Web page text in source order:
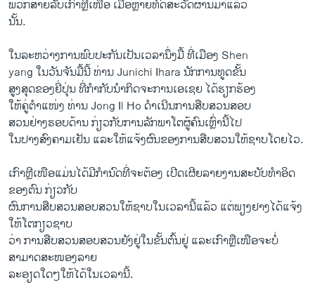
ພາສາຕ່າງໆ
​ພວກ​ສາຍ​ລັບ​ເກົາຫຼີ​ເໜືອ ​ເມື່ອ​ຫຼາຍ​ທົດ​ສະ​ວັດ​ຜ່ານ​ມາແລ້ວ
ນັ້ນ.
​ໃນ​ລະຫວ່າງ​ການ​ພົບ​ປະ​ກັນ​ເປັນ​ເວລາ​ນຶ່ງ​ມື້ ທີ່​ເມືອງ Shen
yang ​ໃນ​ວັນ​ຈັນ​ມື້​ນີ້ ທ່ານ Junichi Ihara ນັກ​ການ​ທູດ​ຂັ້ນ
​ສູງ​ສຸດ​ຂອງ​ຍີ່ປຸ່ນ ທີ່​ກຳກັບ​ນຳ​ກິດຈະການ​ເອ​ເຊຍ ​ໄດ້​ຮຽກຮ້ອງ
​ໃຫ້ຄູ່​ຕຳ​ແໜ່​ງ ທ່ານ Jong Il Ho ​ດຳ​ເນີນ​ການ​ສືບສວນ​ສອບ​
ສວນຢ່າງຮອບດ້ານ​ ກ່ຽວ​ກັບການ​ລັກພາ​ໂຕ​ຜູ້​ຄົນ​ເຫຼົ່າ​ນີ້ໄປ
ໃນ​ປາງ​ສົງຄາມ​ເຢັນ ​ແລະ​ໃຫ້​ແຈ້ງ​ຜົນ​ຂອງ​ການ​ສືບ​ສວນ​ໃຫ້​ຊາບໂດຍ​ໄວ.
ເກົາຫຼີ​ເໜືອແມ່ນ​ໄດ້​ມີ​ກຳນົດທີ່​ຈະ​ຕ້ອງ​ ເປີດ​ເຜີຍ​ລາຍ​ງານ​ສະບັບ​ທຳ​ອິດ​
ຂອງຕົນ​ ກ່ຽວ​ກັບ
ຜົນ​ການ​ສືບ​ສວນສອບ​ສວນໃຫ້​ຊາບ​ໃນ​ເວລາ​ນີ້ແລ້ວ ແຕ່​ພຽງ​ຢາງ​ໄດ້​ແຈ້ງ​
ໃຫ້​ໂຕ​ກຽວຊາບ​
ວ່າ ການ​ສືບສວນ​ສອບ​ສວນ​ຍັງ​ຢູ່​ໃນ​ຂັ້ນ​ຕົ້ນຢູ່ ​ແລະ​ເກົາ​ຫຼື​ເໜືອ​ຈະ​ບໍ່​
ສາມາດ​ສະໜອງ​ລາຍ
ລະອຽດໃດໆໃຫ້​ໄດ້​ໃນ​ເວລາ​ນີ້.